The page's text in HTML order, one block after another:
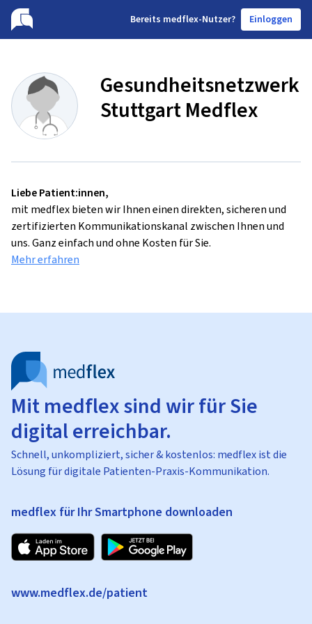
Bereits medflex-Nutzer? Einloggen
Gesundheitsnetzwerk
Stuttgart Medflex
Liebe Patient:innen,
mit medflex bieten wir Ihnen einen direkten, sicheren und
zertifizierten Kommunikationskanal zwischen Ihnen und
uns. Ganz einfach und ohne Kosten für Sie.
Mehr erfahren
Mit medflex sind wir für Sie
digital erreichbar.
Schnell, unkompliziert, sicher & kostenlos: medflex ist die
Lösung für digitale Patienten-Praxis-Kommunikation.
medflex für Ihr Smartphone downloaden
www.medflex.de/patient